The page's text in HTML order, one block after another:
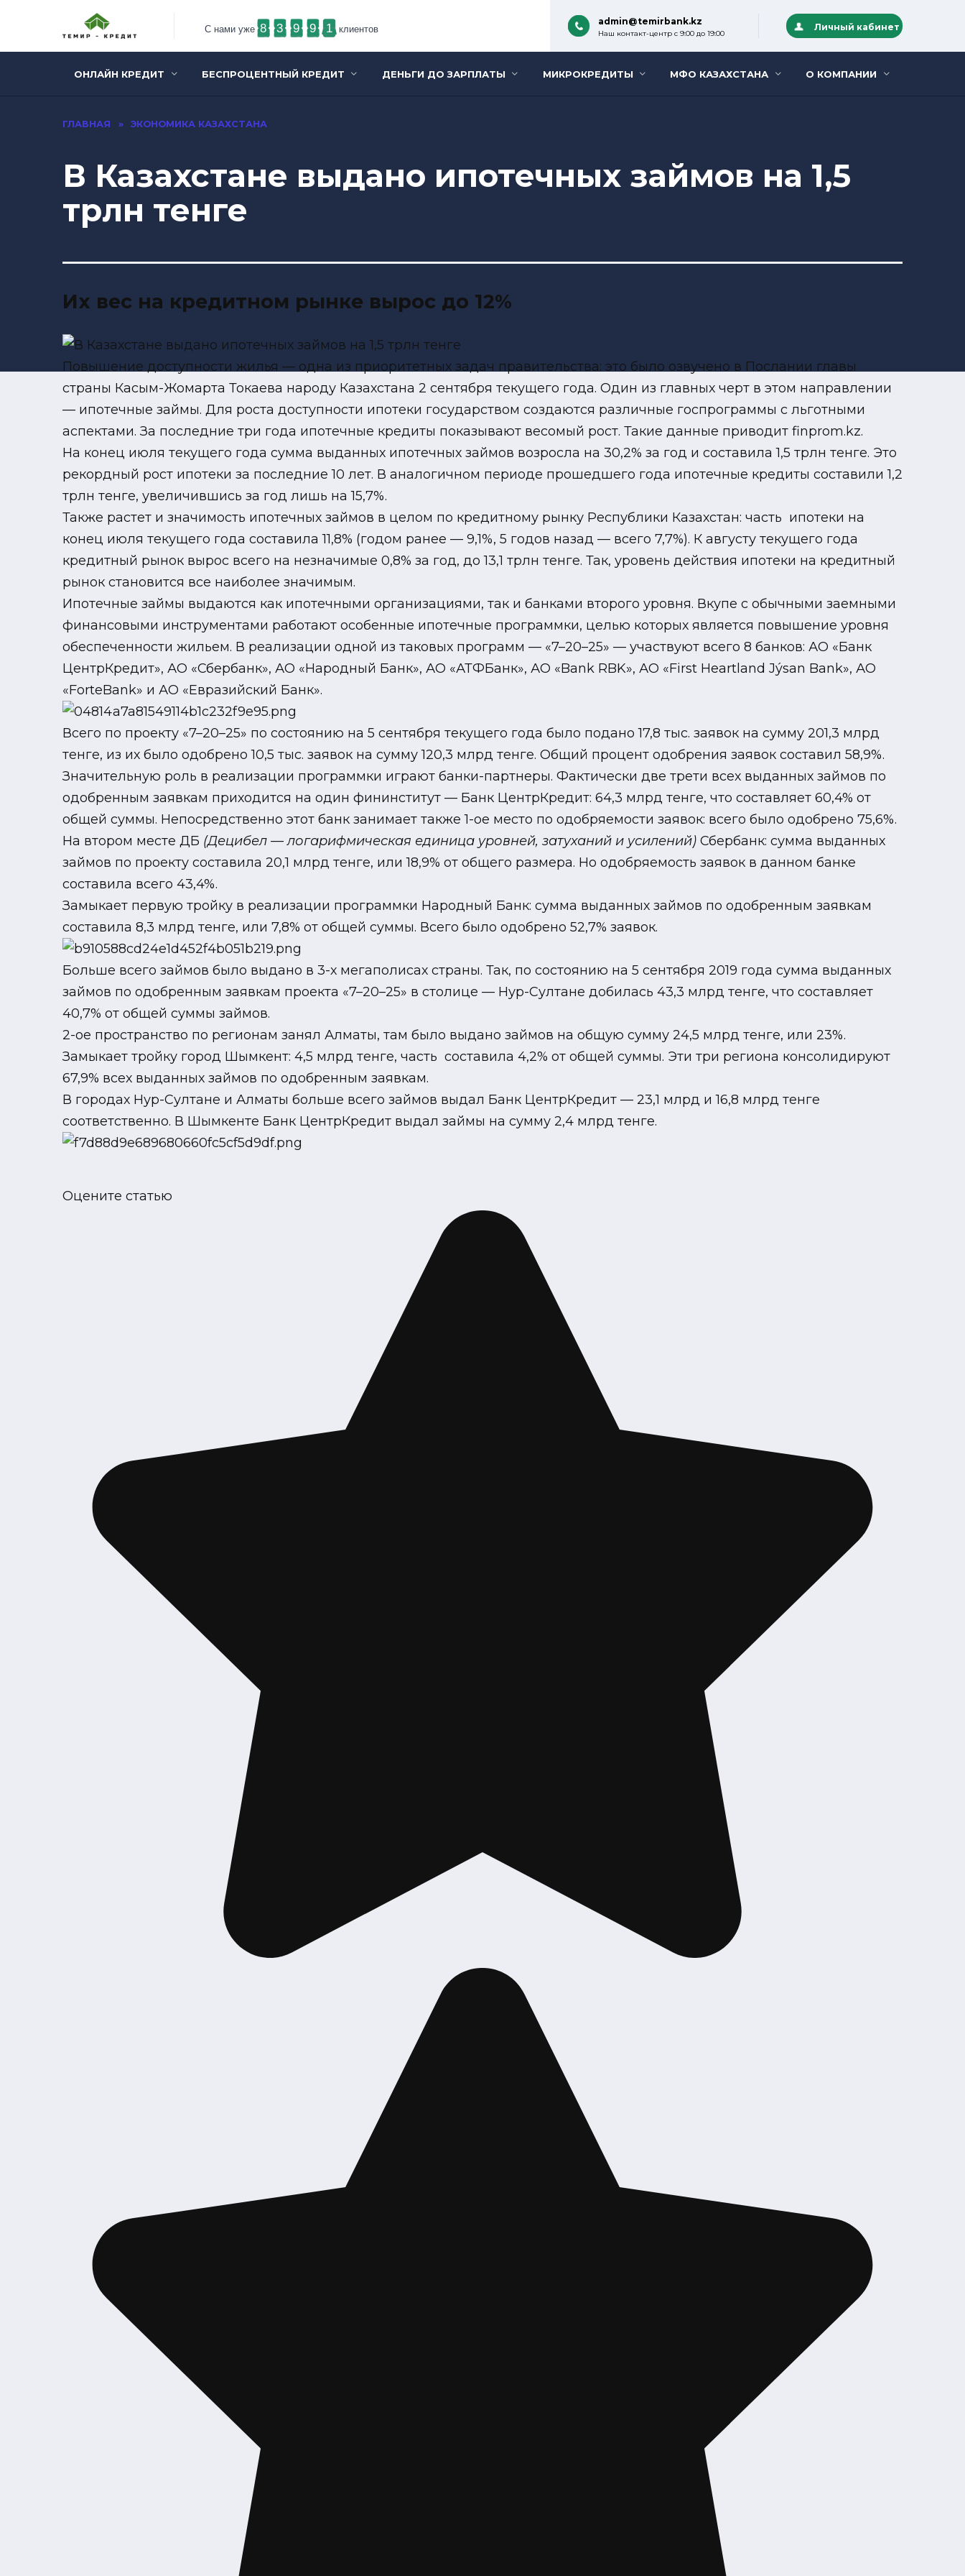
С нами уже 8 3 9 9 1 клиентов
admin@temirbank.kz
Наш контакт-центр с 9:00 до 19:00
Личный кабинет
ОНЛАЙН КРЕДИТ БЕСПРОЦЕНТНЫЙ КРЕДИТ ДЕНЬГИ ДО ЗАРПЛАТЫ МИКРОКРЕДИТЫ МФО КАЗАХСТАНА О КОМПАНИИ
ГЛАВНАЯ » ЭКОНОМИКА КАЗАХСТАНА
В Казахстане выдано ипотечных займов на 1,5
трлн тенге
Их вес на кредитном рынке вырос до 12%
Повышение доступности жилья — одна из приоритетных задач правительства: это было озвучено в Послании главы
страны Касым-Жомарта Токаева народу Казахстана 2 сентября текущего года. Один из главных черт в этом направлении
— ипотечные займы. Для роста доступности ипотеки государством создаются различные госпрограммы с льготными
аспектами. За последние три года ипотечные кредиты показывают весомый рост. Такие данные приводит finprom.kz.
На конец июля текущего года сумма выданных ипотечных займов возросла на 30,2% за год и составила 1,5 трлн тенге. Это
рекордный рост ипотеки за последние 10 лет. В аналогичном периоде прошедшего года ипотечные кредиты составили 1,2
трлн тенге, увеличившись за год лишь на 15,7%.
Также растет и значимость ипотечных займов в целом по кредитному рынку Республики Казахстан: часть ипотеки на
конец июля текущего года составила 11,8% (годом ранее — 9,1%, 5 годов назад — всего 7,7%). К августу текущего года
кредитный рынок вырос всего на незначимые 0,8% за год, до 13,1 трлн тенге. Так, уровень действия ипотеки на кредитный
рынок становится все наиболее значимым.
Ипотечные займы выдаются как ипотечными организациями, так и банками второго уровня. Вкупе с обычными заемными
финансовыми инструментами работают особенные ипотечные программки, целью которых является повышение уровня
обеспеченности жильем. В реализации одной из таковых программ — «7–20–25» — участвуют всего 8 банков: АО «Банк
ЦентрКредит», АО «Сбербанк», АО «Народный Банк», АО «АТФБанк», АО «Bank RBK», АО «First Heartland Jýsan Bank», АО
«ForteBank» и АО «Евразийский Банк».
Всего по проекту «7–20–25» по состоянию на 5 сентября текущего года было подано 17,8 тыс. заявок на сумму 201,3 млрд
тенге, из их было одобрено 10,5 тыс. заявок на сумму 120,3 млрд тенге. Общий процент одобрения заявок составил 58,9%.
Значительную роль в реализации программки играют банки-партнеры. Фактически две трети всех выданных займов по
одобренным заявкам приходится на один фининститут — Банк ЦентрКредит: 64,3 млрд тенге, что составляет 60,4% от
общей суммы. Непосредственно этот банк занимает также 1-ое место по одобряемости заявок: всего было одобрено 75,6%.
На втором месте ДБ (Децибел — логарифмическая единица уровней, затуханий и усилений) Сбербанк: сумма выданных
займов по проекту составила 20,1 млрд тенге, или 18,9% от общего размера. Но одобряемость заявок в данном банке
составила всего 43,4%.
Замыкает первую тройку в реализации программки Народный Банк: сумма выданных займов по одобренным заявкам
составила 8,3 млрд тенге, или 7,8% от общей суммы. Всего было одобрено 52,7% заявок.
Больше всего займов было выдано в 3-х мегаполисах страны. Так, по состоянию на 5 сентября 2019 года сумма выданных
займов по одобренным заявкам проекта «7–20–25» в столице — Нур-Султане добилась 43,3 млрд тенге, что составляет
40,7% от общей суммы займов.
2-ое пространство по регионам занял Алматы, там было выдано займов на общую сумму 24,5 млрд тенге, или 23%.
Замыкает тройку город Шымкент: 4,5 млрд тенге, часть составила 4,2% от общей суммы. Эти три региона консолидируют
67,9% всех выданных займов по одобренным заявкам.
В городах Нур-Султане и Алматы больше всего займов выдал Банк ЦентрКредит — 23,1 млрд и 16,8 млрд тенге
соответственно. В Шымкенте Банк ЦентрКредит выдал займы на сумму 2,4 млрд тенге.
Оцените статью